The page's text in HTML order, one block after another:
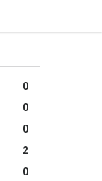
0
0
0
2
0